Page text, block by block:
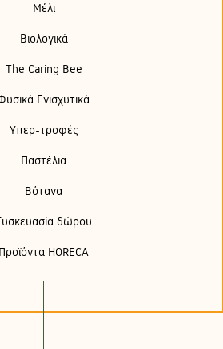
Μέλι
Βιολογικά
The Caring Bee
Ενισχυτικά
Υπερ-τροφές
Παστέλια
Βότανα
δώρου
Προϊόντα HORECA